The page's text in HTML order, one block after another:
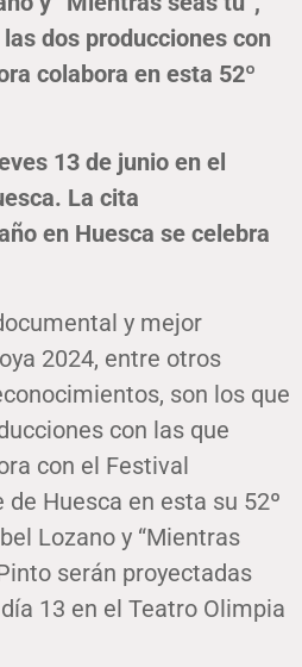
dos producciones con
colabora en esta 52º
13 de junio en el
La cita
en Huesca se celebra
y mejor
2024, entre otros
son los que
con las que
con el Festival
Huesca en esta su 52º
Lozano y “Mientras
serán proyectadas
13 en el Teatro Olimpia